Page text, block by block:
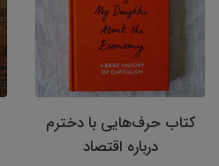
کتاب حرف‌هایی با دخترم
درباره اقتصاد